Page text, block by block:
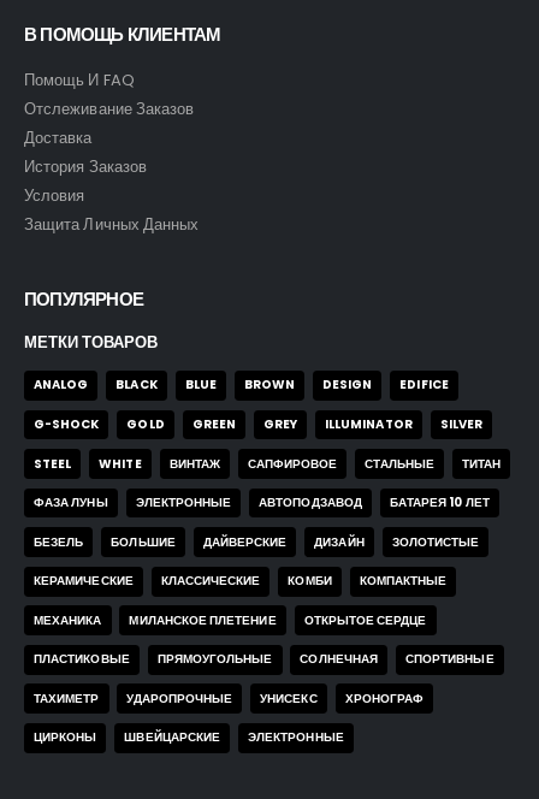
В ПОМОЩЬ КЛИЕНТАМ
Помощь И FAQ
Отслеживание Заказов
Доставка
История Заказов
Условия
Защита Личных Данных
ПОПУЛЯРНОЕ
МЕТКИ ТОВАРОВ
ANALOG BLACK BLUE BROWN DESIGN EDIFICE
G-SHOCK GOLD GREEN GREY ILLUMINATOR SILVER
STEEL WHITE ВИНТАЖ САПФИРОВОЕ СТАЛЬНЫЕ ТИТАН
ФАЗА ЛУНЫ ЭЛЕКТРОННЫЕ АВТОПОДЗАВОД БАТАРЕЯ 10 ЛЕТ
БЕЗЕЛЬ БОЛЬШИЕ ДАЙВЕРСКИЕ ДИЗАЙН ЗОЛОТИСТЫЕ
КЕРАМИЧЕСКИЕ КЛАССИЧЕСКИЕ КОМБИ КОМПАКТНЫЕ
МЕХАНИКА МИЛАНСКОЕ ПЛЕТЕНИЕ ОТКРЫТОЕ СЕРДЦЕ
ПЛАСТИКОВЫЕ ПРЯМОУГОЛЬНЫЕ СОЛНЕЧНАЯ СПОРТИВНЫЕ
ТАХИМЕТР УДАРОПРОЧНЫЕ УНИСЕКС ХРОНОГРАФ
ЦИРКОНЫ ШВЕЙЦАРСКИЕ ЭЛЕКТРОННЫЕ